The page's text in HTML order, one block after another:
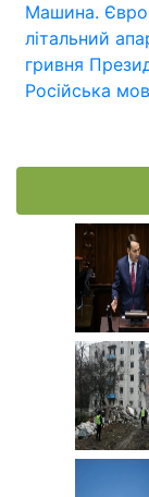
Машина.
літальний
гривня
Російська